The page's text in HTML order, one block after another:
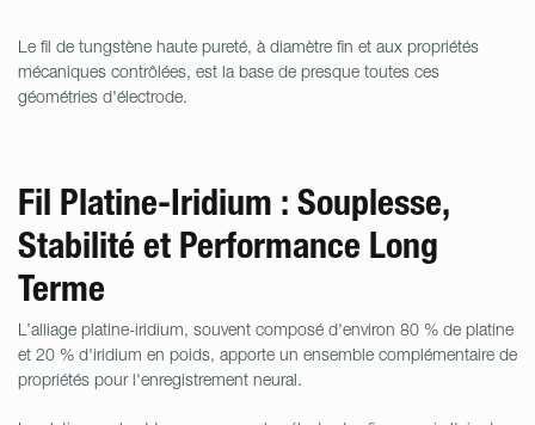
Le fil de tungstène haute pureté, à diamètre fin et aux propriétés
mécaniques contrôlées, est la base de presque toutes ces
géométries d'électrode.
Fil Platine-Iridium : Souplesse,
Stabilité et Performance Long
Terme
L’alliage platine-iridium, souvent composé d'environ 80 % de platine
et 20 % d'iridium en poids, apporte un ensemble complémentaire de
propriétés pour l'enregistrement neural.